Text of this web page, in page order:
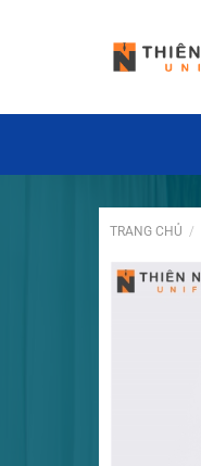
TRANG CHỦ /